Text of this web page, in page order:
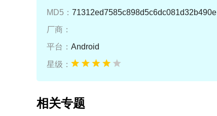
MD5： 71312ed7585c898d5c6dc081d32b490e
厂商：
平台： Android
星级：
相关专题